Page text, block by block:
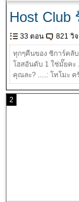
Host
33 ตอน 821 วิ
ทุกๆคืนของ ซิการ์คลั
โฮสอันดับ 1 ใช่มั๊ยคะ
คุณละ? .....: โทโมะ ค
2